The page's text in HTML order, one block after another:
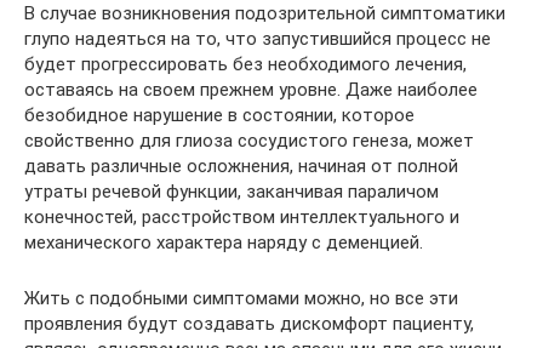
В случае возникновения подозрительной симптоматики
глупо надеяться на то, что запустившийся процесс не
будет прогрессировать без необходимого лечения,
оставаясь на своем прежнем уровне. Даже наиболее
безобидное нарушение в состоянии, которое
свойственно для глиоза сосудистого генеза, может
давать различные осложнения, начиная от полной
утраты речевой функции, заканчивая параличом
конечностей, расстройством интеллектуального и
механического характера наряду с деменцией.
Жить с подобными симптомами можно, но все эти
проявления будут создавать дискомфорт пациенту,